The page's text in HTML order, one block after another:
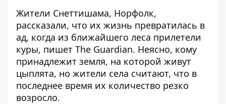
Жители Снеттишама, Норфолк,
рассказали, что их жизнь превратилась в
ад, когда из ближайшего леса прилетели
куры, пишет The Guardian. Неясно, кому
принадлежит земля, на которой живут
цыплята, но жители села считают, что в
последнее время их количество резко
возросло.